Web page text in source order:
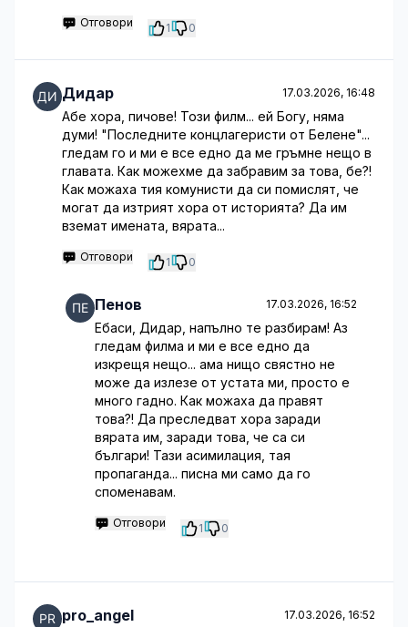
Отговори 1 0
Дидар 17.03.2026, 16:48
Абе хора, пичове! Този филм... ей Богу, няма
думи! "Последните концлагеристи от Белене"...
гледам го и ми е все едно да ме гръмне нещо в
главата. Как можехме да забравим за това, бе?!
Как можаха тия комунисти да си помислят, че
могат да изтрият хора от историята? Да им
вземат имената, вярата...
Отговори 1 0
Пенов 17.03.2026, 16:52
Ебаси, Дидар, напълно те разбирам! Аз
гледам филма и ми е все едно да
изкрещя нещо... ама нищо свястно не
може да излезе от устата ми, просто е
много гадно. Как можаха да правят
това?! Да преследват хора заради
вярата им, заради това, че са си
българи! Тази асимилация, тая
пропаганда... писна ми само да го
споменавам.
Отговори 1 0
pro_angel 17.03.2026, 16:52